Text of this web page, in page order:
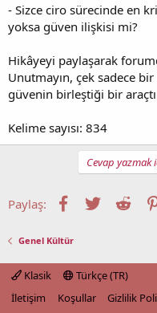
- Sizce ciro sürecinde en
yoksa güven ilişkisi mi?
Hikâyeyi paylaşarak
Unutmayın, çek sadece
güvenin birleştiği bir
Kelime sayısı: 834
Cevap yazmak
Paylaş: Facebook
Twitter
Genel Kültür
Klasik
Türkçe (TR)
İletişim
Koşullar Gizlilik